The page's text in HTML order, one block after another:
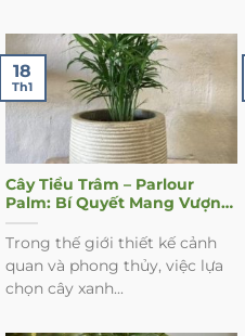
Cây Tiểu Trâm – Parlour
Palm: Bí Quyết Mang Vượng
Khí và Sự Thanh Lọc Cho
Ngôi Nhà Của Bạn
Trong thế giới thiết kế cảnh
quan và phong thủy, việc lựa
chọn cây xanh...
18
Th1